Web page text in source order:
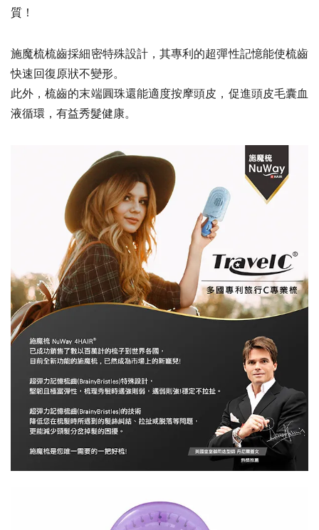
質！
施魔梳梳齒採細密特殊設計，其專利的超彈性記憶能使梳齒
快速回復原狀不變形。
此外，梳齒的末端圓珠還能適度按摩頭皮，促進頭皮毛囊血
液循環，有益秀髮健康。